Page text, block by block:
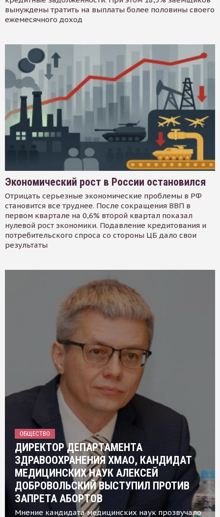
вынуждены тратить на выплаты более половины своего
ежемесячного доход
Экономический рост в России остановился
Отрицать серьезные экономические проблемы в РФ
становится все труднее. После сокращения ВВП в
первом квартале на 0,6% второй квартал показал
нулевой рост экономики. Подавление кредитования и
потребительского спроса со стороны ЦБ дало свои
результаты
ОБЩЕСТВО
ДИРЕКТОР ДЕПАРТАМЕНТА
ЗДРАВООХРАНЕНИЯ ХМАО, КАНДИДАТ
МЕДИЦИНСКИХ НАУК АЛЕКСЕЙ
ДОБРОВОЛЬСКИЙ ВЫСТУПИЛ ПРОТИВ
ЗАПРЕТА АБОРТОВ
Мнение кандидата медицинских наук прозвучало